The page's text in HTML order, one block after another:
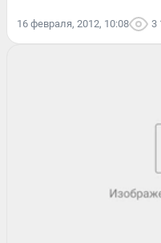
16 февраля, 2012, 10:08 3